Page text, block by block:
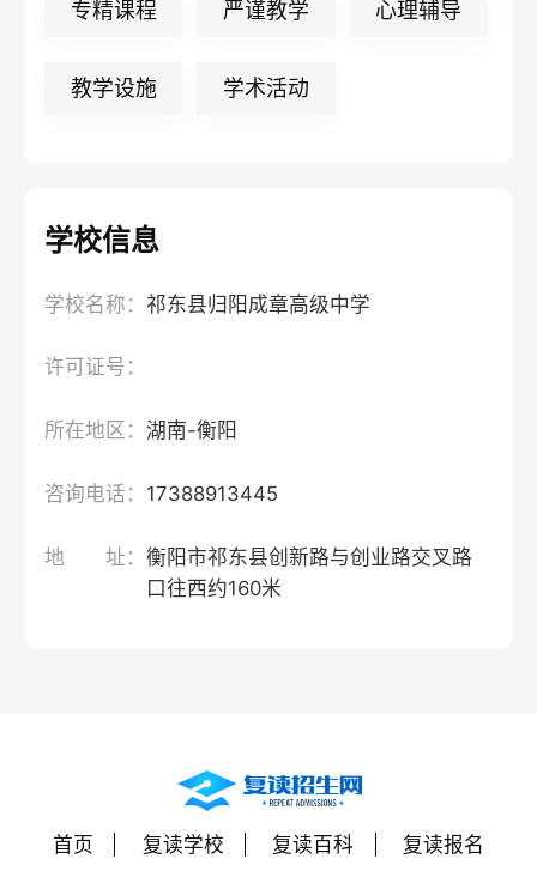
专精课程 严谨教学 心理辅导
教学设施 学术活动
学校信息
学校名称：祁东县归阳成章高级中学
许可证号：
所在地区：湖南-衡阳
咨询电话： 17388913445
地 址：衡阳市祁东县创新路与创业路交叉路
口往西约160米
首页 复读学校 复读百科 复读报名